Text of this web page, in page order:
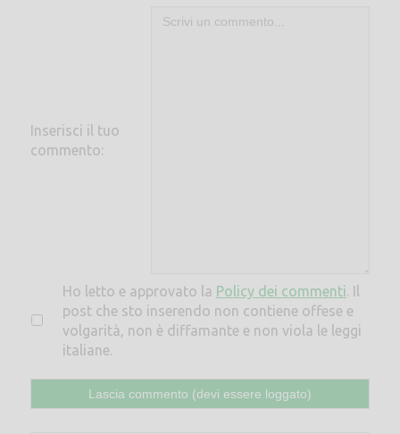
Inserisci il tuo
commento:
Ho letto e approvato la Policy dei commenti. Il
post che sto inserendo non contiene offese e
volgarità, non è diffamante e non viola le leggi
italiane.